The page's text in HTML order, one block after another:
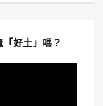
好土」嗎？